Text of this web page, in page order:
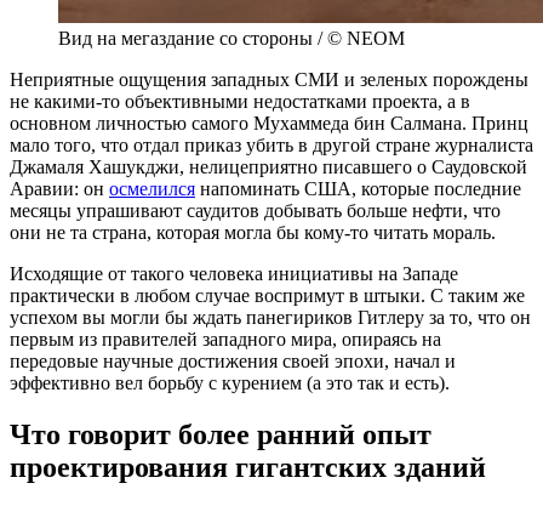
Вид на мегаздание со стороны / © NEOM
Неприятные ощущения западных СМИ и зеленых порождены
не какими-то объективными недостатками проекта, а в
основном личностью самого Мухаммеда бин Салмана. Принц
мало того, что отдал приказ убить в другой стране журналиста
Джамаля Хашукджи, нелицеприятно писавшего о Саудовской
Аравии: он осмелился напоминать США, которые последние
месяцы упрашивают саудитов добывать больше нефти, что
они не та страна, которая могла бы кому-то читать мораль.
Исходящие от такого человека инициативы на Западе
практически в любом случае воспримут в штыки. С таким же
успехом вы могли бы ждать панегириков Гитлеру за то, что он
первым из правителей западного мира, опираясь на
передовые научные достижения своей эпохи, начал и
эффективно вел борьбу с курением (а это так и есть).
Что говорит более ранний опыт
проектирования гигантских зданий